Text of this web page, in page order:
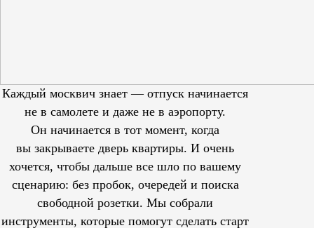
Каждый москвич знает — отпуск начинается
не в самолете и даже не в аэропорту.
Он начинается в тот момент, когда
вы закрываете дверь квартиры. И очень
хочется, чтобы дальше все шло по вашему
сценарию: без пробок, очередей и поиска
свободной розетки. Мы собрали
инструменты, которые помогут сделать старт